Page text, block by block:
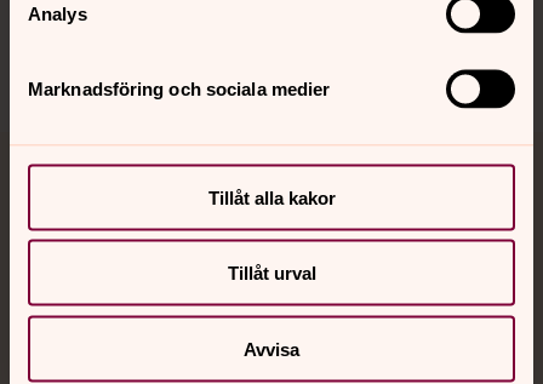
Analys
Marknadsföring och sociala medier
Tillåt alla kakor
Tillåt urval
Avvisa
Jourhavande präst
Akut samtals- och krisstöd. Prata eller chatta anonymt
med en präst på kvällar och nätter.